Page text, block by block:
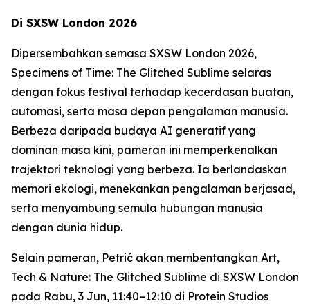
Di SXSW London 2026
Dipersembahkan semasa SXSW London 2026,
Specimens of Time: The Glitched Sublime selaras
dengan fokus festival terhadap kecerdasan buatan,
automasi, serta masa depan pengalaman manusia.
Berbeza daripada budaya AI generatif yang
dominan masa kini, pameran ini memperkenalkan
trajektori teknologi yang berbeza. Ia berlandaskan
memori ekologi, menekankan pengalaman berjasad,
serta menyambung semula hubungan manusia
dengan dunia hidup.
Selain pameran, Petrić akan membentangkan Art,
Tech & Nature: The Glitched Sublime di SXSW London
pada Rabu, 3 Jun, 11:40–12:10 di Protein Studios